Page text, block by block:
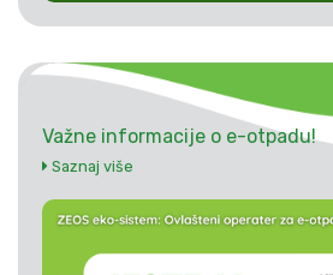
Važne informacije o e-otpadu!
Saznaj više